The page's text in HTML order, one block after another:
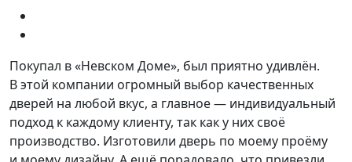
Покупал в «Невском Доме», был приятно удивлён.
В этой компании огромный выбор качественных
дверей на любой вкус, а главное — индивидуальный
подход к каждому клиенту, так как у них своё
производство. Изготовили дверь по моему проёму